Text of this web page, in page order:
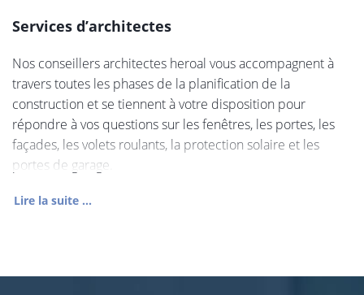
Services d’architectes
Nos conseillers architectes heroal vous accompagnent à
travers toutes les phases de la planification de la
construction et se tiennent à votre disposition pour
répondre à vos questions sur les fenêtres, les portes, les
façades, les volets roulants, la protection solaire et les
portes de garage.
Lire la suite ...